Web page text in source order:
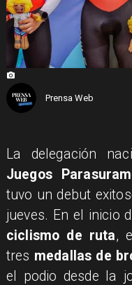
Prensa Web
La delegación
Juegos
tuvo un debut
jueves. En el inicio
ciclismo de ruta,
tres medallas de
el podio desde la